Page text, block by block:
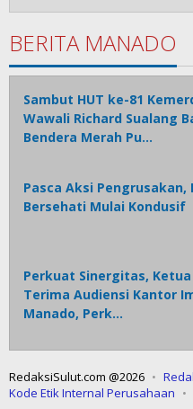
BERITA MANADO
Sambut HUT ke-81
Wawali Richard Sualang
Bendera Merah Pu…
Pasca Aksi Pengrusakan,
Bersehati Mulai Kondusif
Perkuat Sinergitas, Ketua
Terima Audiensi Kantor
Manado, Perk…
RedaksiSulut.com @2026
Kode Etik Internal Perusahaan